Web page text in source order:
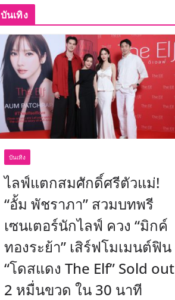
บันเทิง
บันเทิง
ไลฟ์แตกสมศักดิ์ศรีตัวแม่!
“อั้ม พัชราภา” สวมบทพรี
เซนเตอร์นักไลฟ์ ควง “มิกค์
ทองระย้า” เสิร์ฟโมเมนต์ฟิน
“โดสแดง The Elf” Sold out
2 หมื่นขวด ใน 30 นาที